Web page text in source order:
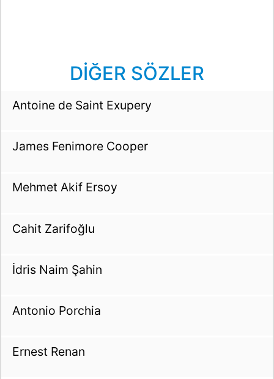
DİĞER SÖZLER
Antoine de Saint Exupery
James Fenimore Cooper
Mehmet Akif Ersoy
Cahit Zarifoğlu
İdris Naim Şahin
Antonio Porchia
Ernest Renan